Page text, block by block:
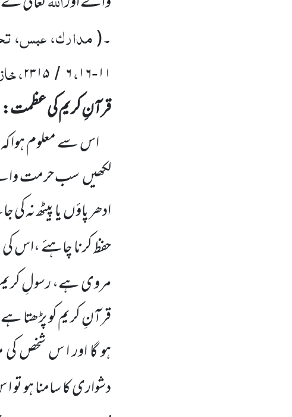
۔(مدارک، عبس،
۱۱-۱۶،۶ / ۲۳۱۵،
قرآنِ کریم کی عظمت:
اس سے معلوم ہوا
لکھیںسب حرمت
ادھر پاؤںیا پیٹھ نہ
حفظ کرنا چاہئے
مروی ہے، رسولِ
قرآنِکریم کو پڑھتا
ہو گا اور ا س شخص
دشواری کا سامنا ہو